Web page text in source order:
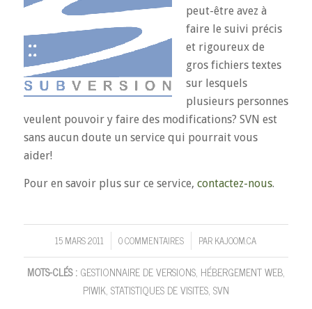
peut-être avez à
faire le suivi précis
et rigoureux de
gros fichiers textes
sur lesquels
plusieurs personnes
veulent pouvoir y faire des modifications? SVN est
sans aucun doute un service qui pourrait vous
aider!
Pour en savoir plus sur ce service, contactez-nous.
15 MARS 2011
/ 0 COMMENTAIRES
/ PARKAJOOM.CA
MOTS-CLÉS : GESTIONNAIRE DE VERSIONS, HÉBERGEMENT WEB,
PIWIK, STATISTIQUES DE VISITES, SVN